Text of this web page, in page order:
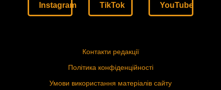
Instagram TikTok YouTube
Контакти редакції
Політика конфіденційності
Умови використання матеріалів сайту